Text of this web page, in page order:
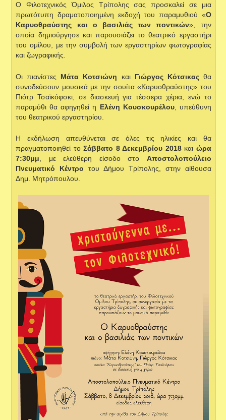
O Φιλοτεχνικός Όμιλος Τρίπολης σας προσκαλεί σε μια
πρωτότυπη δραματοποιημένη εκδοχή του παραμυθιού «Ο
Καρυοθραύστης και ο βασιλιάς των ποντικών», την
οποία δημιούργησε και παρουσιάζει το θεατρικό εργαστήρι
του ομίλου, με την συμβολή των εργαστηρίων φωτογραφίας
και ζωγραφικής.
Οι πιανίστες Μάτα Κοτσιώνη και Γιώργος Κότσικαςθα
συνοδεύσουν μουσικά με την σουίτα «Καρυοθραύστης» του
Πιότρ Τσαϊκόφσκι, σε διασκευή για τέσσερα χέρια, ενώ το
παραμύθι θα αφηγηθεί η Ελένη Κουσκουρέλου, υπεύθυνη
του θεατρικού εργαστηρίου.
Η εκδήλωση απευθύνεται σε όλες τις ηλικίες και θα
πραγματοποιηθεί τοΣάββατο 8 Δεκεμβρίου 2018και ώρα
7:30μμ, με ελεύθερη είσοδο στο Αποστολοπούλειο
Πνευματικό Κέντρο του Δήμου Τρίπολης, στην αίθουσα
Δημ. Μητρόπουλου.